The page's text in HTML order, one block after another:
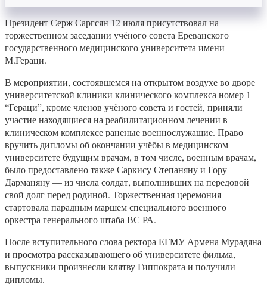
Президент Серж Саргсян 12 июля присутствовал на
торжественном заседании учёного совета Ереванского
государственного медицинского университета имени
М.Гераци.
В мероприятии, состоявшемся на открытом воздухе во дворе
университетской клиники клинического комплекса номер 1
“Гераци”, кроме членов учёного совета и гостей, приняли
участие находящиеся на реабилитационном лечении в
клиническом комплексе раненые военнослужащие. Право
вручить дипломы об окончании учёбы в медицинском
университете будущим врачам, в том числе, военным врачам,
было предоставлено также Саркису Степаняну и Гору
Дарманяну — из числа солдат, выполнивших на передовой
свой долг перед родиной. Торжественная церемония
стартовала парадным маршем специального военного
оркестра генерального штаба ВС РА.
После вступительного слова ректора ЕГМУ Армена Мурадяна
и просмотра рассказывающего об университете фильма,
выпускники произнесли клятву Гиппократа и получили
дипломы.